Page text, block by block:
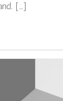
[…]